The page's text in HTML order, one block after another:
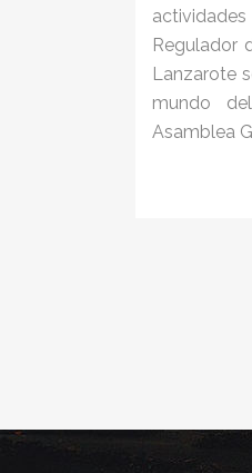
Regulador
Lanzarote
mundo
Asamblea